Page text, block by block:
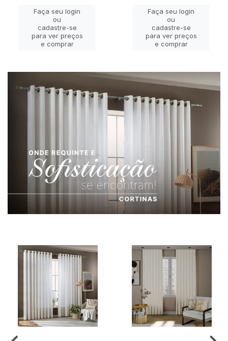
Faça seu login
ou
cadastre-se
para ver preços
e comprar
Faça seu login
ou
cadastre-se
para ver preços
e comprar